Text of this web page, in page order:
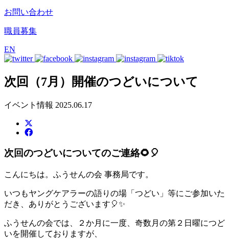
お問い合わせ
職員募集
EN
次回（7月）開催のつどいについて
イベント情報 2025.06.17
次回のつどいについてのご連絡🌻🎈
こんにちは。ふうせんの会 事務局です。
いつもヤングケアラーの語りの場「つどい」等にご参加いた
だき、ありがとうございます🎈✨
ふうせんの会では、２か月に一度、奇数月の第２日曜につど
いを開催しておりますが、